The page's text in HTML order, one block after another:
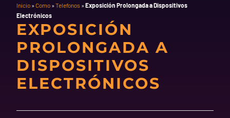
o
-
f
r
m
p
Inicio »Como »Telefonos »Exposición Prolongada a Dispositivos
Electrónicos
EXPOSICIÓN
PROLONGADA A
DISPOSITIVOS
ELECTRÓNICOS